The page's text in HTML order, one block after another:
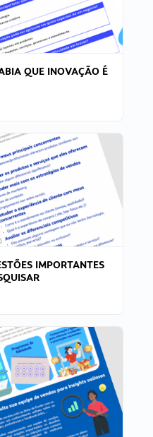
QUE INOVAÇÃO É
IMPORTANTES